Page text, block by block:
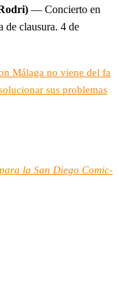
— Concierto en
de clausura. 4 de
Málaga no viene del fa
sus problemas
la San Diego Comic-